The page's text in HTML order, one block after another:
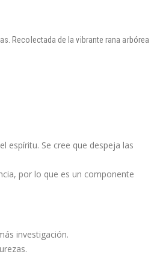
Recolectada de la vibrante rana arbórea
espíritu. Se cree que despeja las
por lo que es un componente
investigación.